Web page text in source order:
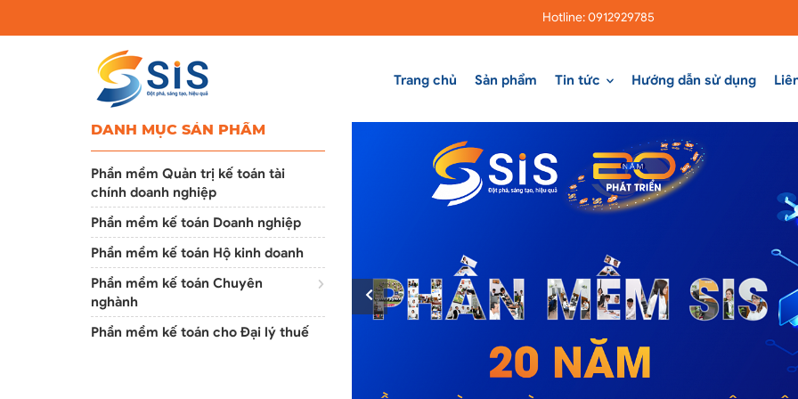
Hotline: 0912929785
Trang chủ Sản phẩm Tin tức Hướng dẫn sử dụng
DANH MỤC SẢN PHẨM
Phần mềm Quản trị kế toán tài
chính doanh nghiệp
Phần mềm kế toán Doanh nghiệp
Phần mềm kế toán Hộ kinh doanh
Phần mềm kế toán Chuyên
nghành
Phần mềm kế toán cho Đại lý thuế